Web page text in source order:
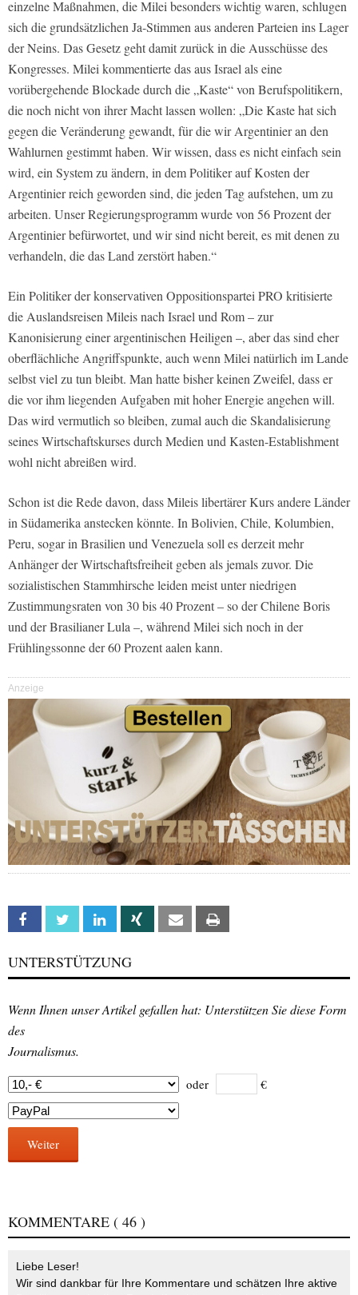
einzelne Maßnahmen, die Milei besonders wichtig waren, schlugen
sich die grundsätzlichen Ja-Stimmen aus anderen Parteien ins Lager
der Neins. Das Gesetz geht damit zurück in die Ausschüsse des
Kongresses. Milei kommentierte das aus Israel als eine
vorübergehende Blockade durch die „Kaste“ von Berufspolitikern,
die noch nicht von ihrer Macht lassen wollen: „Die Kaste hat sich
gegen die Veränderung gewandt, für die wir Argentinier an den
Wahlurnen gestimmt haben. Wir wissen, dass es nicht einfach sein
wird, ein System zu ändern, in dem Politiker auf Kosten der
Argentinier reich geworden sind, die jeden Tag aufstehen, um zu
arbeiten. Unser Regierungsprogramm wurde von 56 Prozent der
Argentinier befürwortet, und wir sind nicht bereit, es mit denen zu
verhandeln, die das Land zerstört haben.“
Ein Politiker der konservativen Oppositionspartei PRO kritisierte
die Auslandsreisen Mileis nach Israel und Rom – zur
Kanonisierung einer argentinischen Heiligen –, aber das sind eher
oberflächliche Angriffspunkte, auch wenn Milei natürlich im Lande
selbst viel zu tun bleibt. Man hatte bisher keinen Zweifel, dass er
die vor ihm liegenden Aufgaben mit hoher Energie angehen will.
Das wird vermutlich so bleiben, zumal auch die Skandalisierung
seines Wirtschaftskurses durch Medien und Kasten-Establishment
wohl nicht abreißen wird.
Schon ist die Rede davon, dass Mileis libertärer Kurs andere Länder
in Südamerika anstecken könnte. In Bolivien, Chile, Kolumbien,
Peru, sogar in Brasilien und Venezuela soll es derzeit mehr
Anhänger der Wirtschaftsfreiheit geben als jemals zuvor. Die
sozialistischen Stammhirsche leiden meist unter niedrigen
Zustimmungsraten von 30 bis 40 Prozent – so der Chilene Boris
und der Brasilianer Lula –, während Milei sich noch in der
Frühlingssonne der 60 Prozent aalen kann.
Anzeige
Facebook Twitter Linkedin Xing Email
UNTERSTÜTZUNG
Wenn Ihnen unser Artikel gefallen hat: Unterstützen Sie diese Form
des
Journalismus.
oder €
Weiter
KOMMENTARE ( 46 )
Liebe Leser!
Wir sind dankbar für Ihre Kommentare und schätzen Ihre aktive